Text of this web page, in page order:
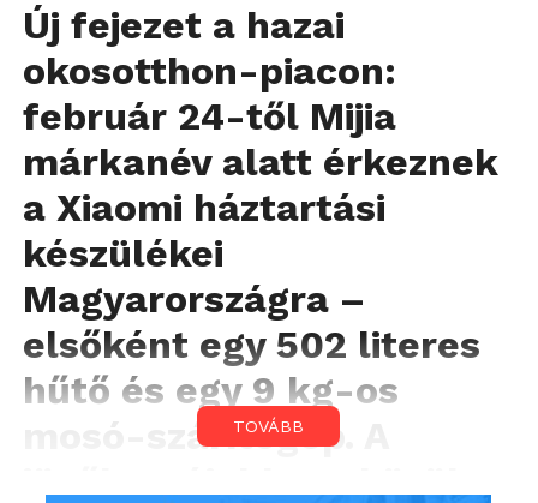
Új fejezet a hazai
okosotthon-piacon:
február 24-től Mijia
márkanév alatt érkeznek
a Xiaomi háztartási
készülékei
Magyarországra –
elsőként egy 502 literes
hűtő és egy 9 kg-os
mosó-szárítógép. A
TOVÁBB